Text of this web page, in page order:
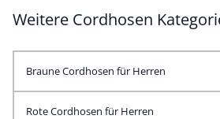
Weitere Cordhosen
Braune Cordhosen für Herren
Rote Cordhosen für Herren